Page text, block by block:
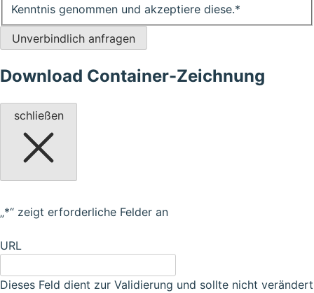
Kenntnis genommen und akzeptiere diese.*
Unverbindlich anfragen
Download Container-Zeichnung
„*“ zeigt erforderliche Felder an
URL
Dieses Feld dient zur Validierung und sollte nicht verändert